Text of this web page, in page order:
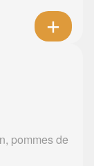
pommes de